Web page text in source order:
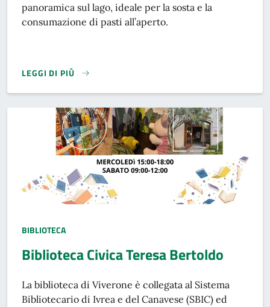
panoramica sul lago, ideale per la sosta e la
consumazione di pasti all’aperto.
LEGGI DI PIÙ
TIPO LUOGO:
BIBLIOTECA
Biblioteca Civica Teresa Bertoldo
La biblioteca di Viverone è collegata al Sistema
Bibliotecario di Ivrea e del Canavese (SBIC) ed